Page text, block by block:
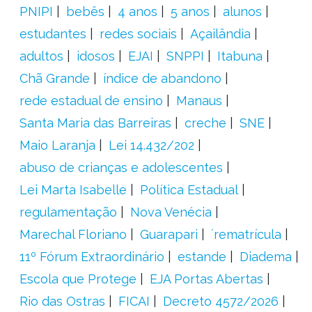
PNIPI bebês 4 anos 5 anos
alunos
estudantes
redes sociais
Açailândia
adultos
idosos EJAI SNPPI
Itabuna
Chã Grande
índice de abandono
rede estadual de ensino
Manaus
Santa Maria das Barreiras
creche
SNE
Maio Laranja
Lei 14.432/202
abuso de crianças e adolescentes
Lei Marta Isabelle
Política Estadual
regulamentação
Nova Venécia
Marechal Floriano
Guarapari
´rematrícula
11º Fórum Extraordinário
estande
Diadema
Escola que Protege
EJA Portas Abertas
Rio das Ostras
FICAI Decreto 4572/2026